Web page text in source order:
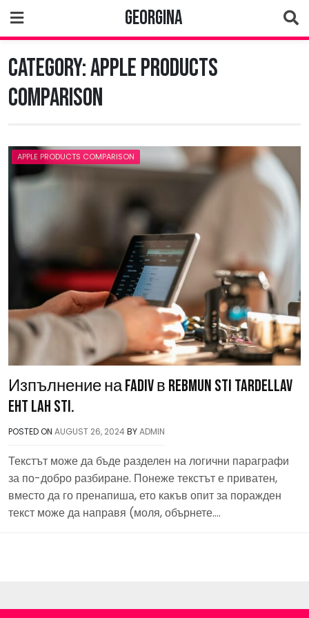
to
content
Georgina
Category:Apple Products
Comparison
APPLE PRODUCTS COMPARISON
Изпълнение на Fadiv в rebmun sti tardellav
eht lah sti.
POSTED ON AUGUST 26, 2024BYADMIN
Текстът може да бъде разделен на логични параграфи
за по-добро разбиране. Понеже текстът е приватен,
вместо да го пренапиша, ето какъв опит за поражден
текст може да направя (моля, обърнете….